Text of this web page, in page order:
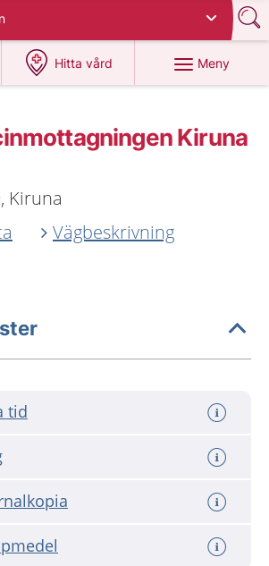
Hitta vård
på 1177.se
Meny
Kiruna
Kiruna
Vägbeskrivning
tid